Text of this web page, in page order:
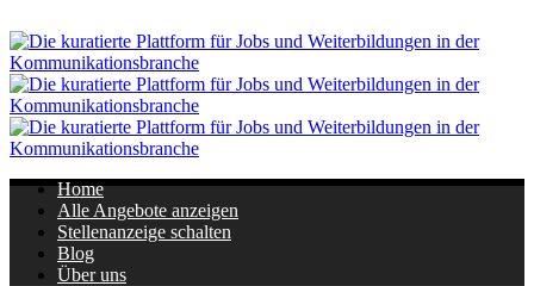
Home
Alle Angebote anzeigen
Stellenanzeige schalten
Blog
Über uns